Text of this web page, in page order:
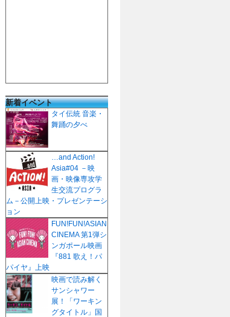
新着イベント
タイ伝統 音楽・
舞踊の夕べ
…and Action!
Asia#04 －映
画・映像専攻学
生交流プログラ
ム－公開上映・プレゼンテーシ
ョン
FUN!FUN!ASIAN
CINEMA 第1弾シ
ンガポール映画
『881 歌え！パ
パイヤ』上映
映画で読み解く
サンシャワー
展！「ワーキン
グタイトル」国